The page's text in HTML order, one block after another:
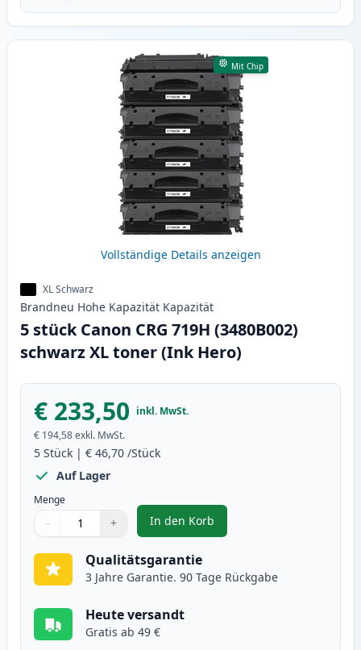
Mit Chip
Vollständige Details anzeigen
XL Schwarz
Brandneu Hohe Kapazität Kapazität
5 stück Canon CRG 719H (3480B002)
schwarz XL toner (Ink Hero)
€ 233,50 inkl. MwSt.
€ 194,58exkl. MwSt.
5 Stück | € 46,70 /Stück
Auf Lager
Menge
Verwenden Sie die Tasten, um anzupassen
− +
1
In den Korb
, 5 stück Canon CRG 719H
Qualitätsgarantie
3 Jahre Garantie. 90 Tage Rückgabe
Heute versandt
Gratis ab 49 €